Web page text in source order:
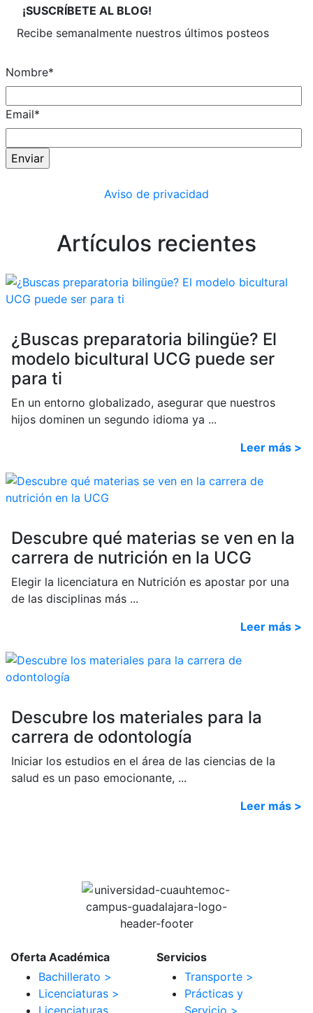
¡SUSCRÍBETE AL BLOG!
Recibe semanalmente nuestros últimos posteos
Nombre*
Email*
Aviso de privacidad
Artículos recientes
¿Buscas preparatoria bilingüe? El
modelo bicultural UCG puede ser
para ti
En un entorno globalizado, asegurar que nuestros
hijos dominen un segundo idioma ya ...
Leer más >
Descubre qué materias se ven en la
carrera de nutrición en la UCG
Elegir la licenciatura en Nutrición es apostar por una
de las disciplinas más ...
Leer más >
Descubre los materiales para la
carrera de odontología
Iniciar los estudios en el área de las ciencias de la
salud es un paso emocionante, ...
Leer más >
Oferta Académica
Bachillerato >
Licenciaturas >
Licenciaturas
Servicios
Transporte >
Prácticas y
Servicio >